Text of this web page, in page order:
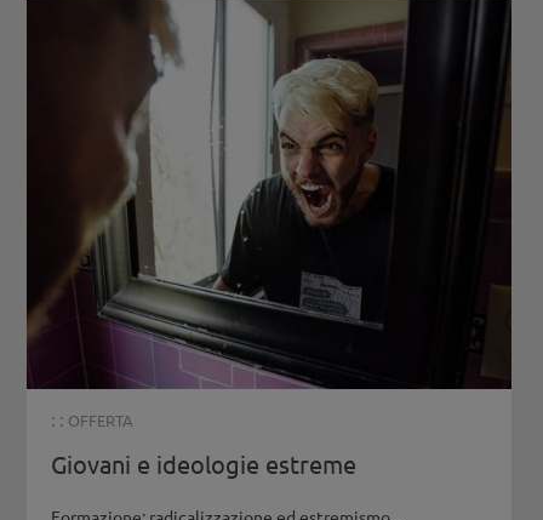
: : OFFERTA
Giovani e ideologie estreme